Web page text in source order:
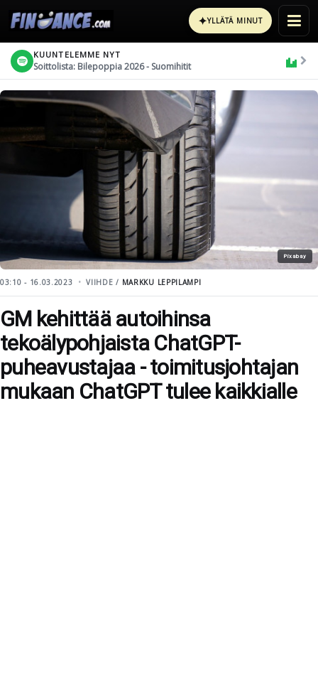
✦YLLÄTÄ MINUT
KUUNTELEMME NYT
Soittolista: Bilepoppia 2026 - Suomihitit
Pixabay
03:10 - 16.03.2023 VIIHDE / MARKKU LEPPILAMPI
GM kehittää autoihinsa
tekoälypohjaista ChatGPT-
puheavustajaa - toimitusjohtajan
mukaan ChatGPT tulee kaikkialle